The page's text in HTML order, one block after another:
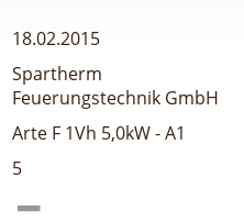
18.02.2015
Spartherm
Feuerungstechnik GmbH
Arte F 1Vh 5,0kW - A1
5